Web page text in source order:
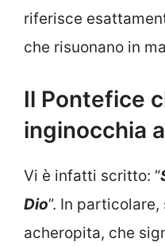
riferisce
che risuonano in
Il Pontefice
inginocchia
Vi è infatti scritto: “
Dio”. In
acheropita, che